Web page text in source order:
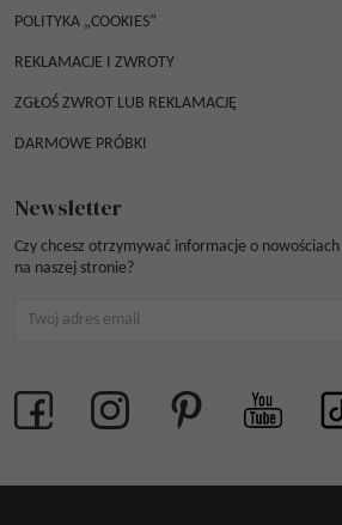
POLITYKA „COOKIES”
REKLAMACJE I ZWROTY
ZGŁOŚ ZWROT LUB REKLAMACJĘ
DARMOWE PRÓBKI
Newsletter
Czy chcesz otrzymywać informacje o
na naszej stronie?